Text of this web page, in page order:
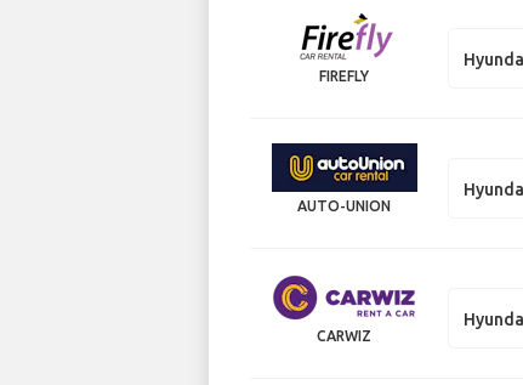
FIREFLY
AUTO-UNION
CARWIZ